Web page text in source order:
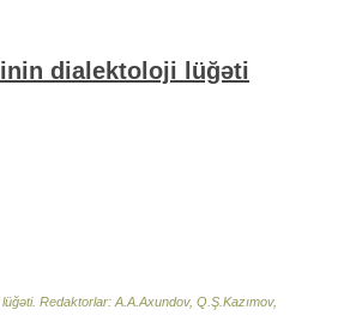
dialektoloji lüğəti
. Redaktorlar: A.A.Axundov, Q.Ş.Kazımov,